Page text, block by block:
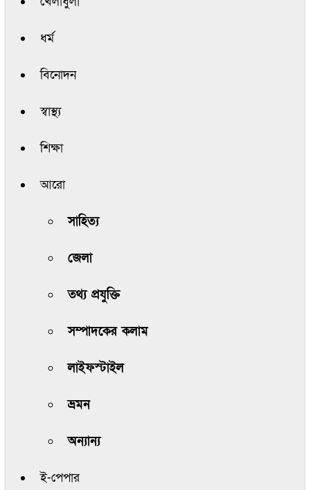
ধর্ম
বিনোদন
স্বাস্থ্য
শিক্ষা
আরো
সাহিত্য
জেলা
তথ্য প্রযুক্তি
সম্পাদকের কলাম
লাইফস্টাইল
ভ্রমন
অন্যান্য
ই-পেপার